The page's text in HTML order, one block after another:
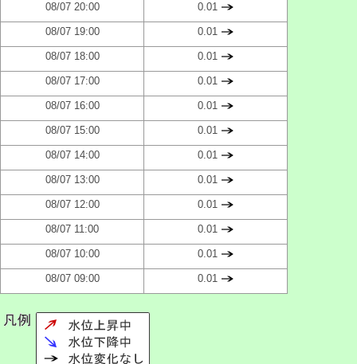
08/07 20:00 0.01
08/07 19:00 0.01
08/07 18:00 0.01
08/07 17:00 0.01
08/07 16:00 0.01
08/07 15:00 0.01
08/07 14:00 0.01
08/07 13:00 0.01
08/07 12:00 0.01
08/07 11:00 0.01
08/07 10:00 0.01
08/07 09:00 0.01